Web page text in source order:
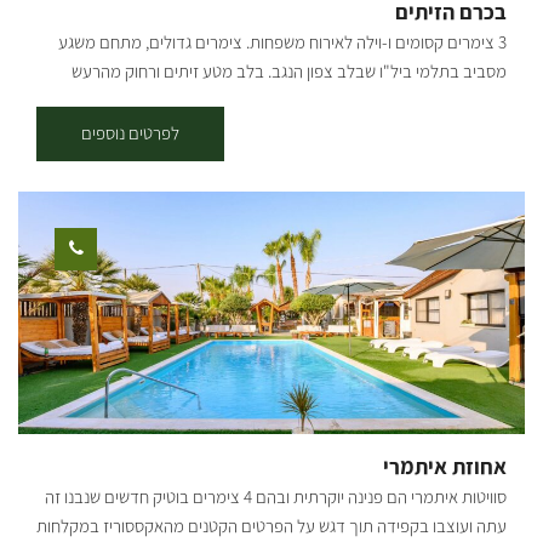
בכרם הזיתים
3 צימרים קסומים ו-וילה לאירוח משפחות. צימרים גדולים, מתחם משגע
מסביב בתלמי ביל"ו שבלב צפון הנגב. בלב מטע זיתים ורחוק מהרעש
מהדק, נוף מרחבים מרחיב ריאות בצימר עצמו: פינת מנגל, ג'קוזי גדול,
ספא, בריכה ענקית. אפשרות לארוחות קייטרינג בתיאום מראש, לאלה שלא
בא להם להוציא אנרגיה על בישולים. הצימרים שוכנים בתוך כרם זיתים.
לפרטים נוספים
אחוזת איתמרי
סוויטות איתמרי הם פנינה יוקרתית ובהם 4 צימרים בוטיק חדשים שנבנו זה
עתה ועוצבו בקפידה תוך דגש על הפרטים הקטנים מהאקססוריז במקלחות